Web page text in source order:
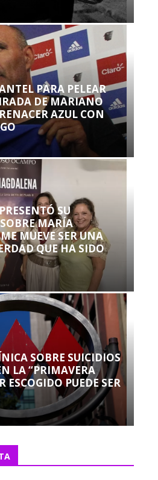
PARA PELEAR
DE MARIANO
AZUL CON
SU
MARÍA
MUEVE SER UNA
QUE HA SIDO
SOBRE SUICIDIOS
LA “PRIMAVERA
ESCOGIDO PUEDE SER